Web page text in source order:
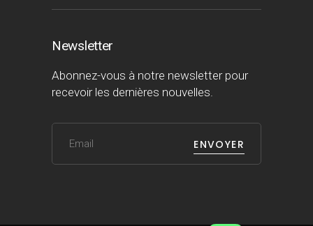
Newsletter
Abonnez-vous à notre newsletter pour
recevoir les dernières nouvelles.
ENVOYER